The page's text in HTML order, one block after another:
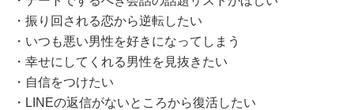
・振り回される恋から逆転したい
・いつも悪い男性を好きになってしまう
・幸せにしてくれる男性を見抜きたい
・自信をつけたい
・LINEの返信がないところから復活したい